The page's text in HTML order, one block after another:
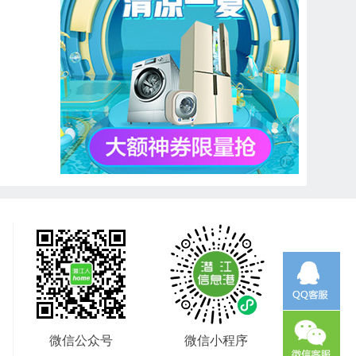
微信公众号 微信小程序